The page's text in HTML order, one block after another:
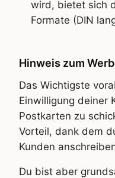
wird, bietet sich
Formate (DIN
Hinweis zum
Das Wichtigste
Einwilligung deiner
Postkarten zu
Vorteil, dank dem
Kunden
Du bist aber